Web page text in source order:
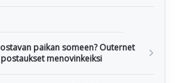
paikan someen? Outernet
menovinkeiksi